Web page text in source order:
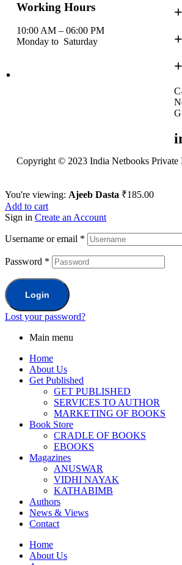
Working Hours
10:00 AM – 06:00 PM
Monday to Saturday
Copyright © 2023 India Netbooks Private
You're viewing: Ajeeb Dasta ₹185.00
Add to cart
Sign in Create an Account
Username or email *
Password *
Login
Lost your password?
Main menu
Home
About Us
Get Published
GET PUBLISHED
SERVICES TO AUTHOR
MARKETING OF BOOKS
Book Store
CRADLE OF BOOKS
EBOOKS
Magazines
ANUSWAR
VIDHI NAYAK
KATHABIMB
Authors
News & Views
Contact
Home
About Us